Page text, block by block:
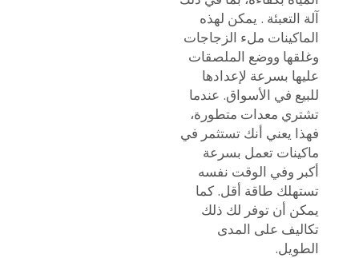
آلة التعبئة . يمكن لهذه
الماكينات ملء الزجاجات
وغلقها ووضع الملصقات
عليها بسرعة لإعدادها
للبيع في الأسواق. عندما
تشتري معدات متطورة،
فهذا يعني أنك تستثمر في
ماكينات تعمل بسرعة
أكبر وفي الوقت نفسه
تستهلك طاقة أقل. كما
يمكن أن توفر لك ذلك
تكاليف على المدى
الطويل.